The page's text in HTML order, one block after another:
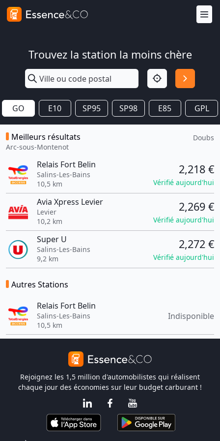
Trouvez la station la moins chère
GO E10 SP95 SP98 E85 GPL
Meilleurs résultats
Arc-sous-Montenot
Doubs
Relais Fort Belin
Salins-Les-Bains
10,5 km
2,218 €
Vérifié aujourd'hui
Avia Xpress Levier
Levier
10,2 km
2,269 €
Vérifié aujourd'hui
Super U
Salins-Les-Bains
9,2 km
2,272 €
Vérifié aujourd'hui
Autres Stations
Relais Fort Belin
Salins-Les-Bains
10,5 km
Indisponible
Rejoignez les 1,5 million d'automobilistes qui réalisent
chaque jour des économies sur leur budget carburant !